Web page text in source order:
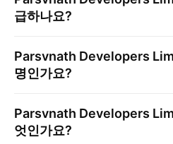
급하나요?
Parsvnath Developers
명인가요?
Parsvnath Developers
엇인가요?